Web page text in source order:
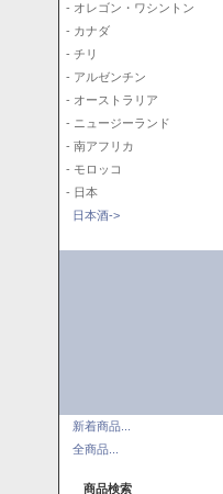
- オレゴン・ワシントン
- カナダ
- チリ
- アルゼンチン
- オーストラリア
- ニュージーランド
- 南アフリカ
- モロッコ
- 日本
日本酒->
新着商品...
全商品...
商品検索